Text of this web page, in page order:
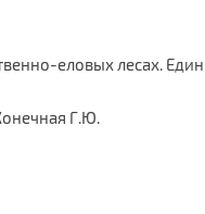
еловых лесах.
Г.Ю.